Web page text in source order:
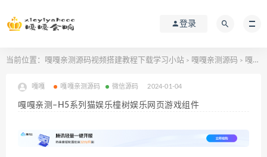
登录
当前位置： 嘎嘎亲测源码视频搭建教程下载学习小站 > 嘎嘎亲测源码 > 嘎嘎亲测–H5系列猫娱乐橦树娱乐网页游戏组件
嘎嘎 嘎嘎亲测源码 微信源码 2024-01-04
嘎嘎亲测–H5系列猫娱乐橦树娱乐网页游戏组件